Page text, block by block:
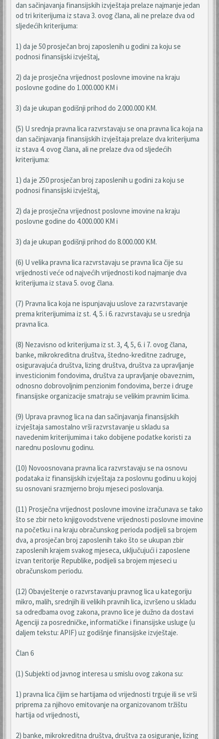
dan sačinjavanja finansijskih izvještaja prelaze najmanje jedan
od tri kriterijuma iz stava 3. ovog člana, ali ne prelaze dva od
sljedećih kriterijuma:
1) da je 50 prosječan broj zaposlenih u godini za koju se
podnosi finansijski izvještaj,
2) da je prosječna vrijednost poslovne imovine na kraju
poslovne godine do 1.000.000 KM i
3) da je ukupan godišnji prihod do 2.000.000 KM.
(5) U srednja pravna lica razvrstavaju se ona pravna lica koja na
dan sačinjavanja finansijskih izvještaja prelaze dva kriterijuma
iz stava 4. ovog člana, ali ne prelaze dva od sljedećih
kriterijuma:
1) da je 250 prosječan broj zaposlenih u godini za koju se
podnosi finansijski izvještaj,
2) da je prosječna vrijednost poslovne imovine na kraju
poslovne godine do 4.000.000 KM i
3) da je ukupan godišnji prihod do 8.000.000 KM.
(6) U velika pravna lica razvrstavaju se pravna lica čije su
vrijednosti veće od najvećih vrijednosti kod najmanje dva
kriterijuma iz stava 5. ovog člana.
(7) Pravna lica koja ne ispunjavaju uslove za razvrstavanje
prema kriterijumima iz st. 4, 5. i 6. razvrstavaju se u srednja
pravna lica.
(8) Nezavisno od kriterijuma iz st. 3, 4, 5, 6. i 7. ovog člana,
banke, mikrokreditna društva, štedno-kreditne zadruge,
osiguravajuća društva, lizing društva, društva za upravljanje
investicionim fondovima, društva za upravljanje obaveznim,
odnosno dobrovoljnim penzionim fondovima, berze i druge
finansijske organizacije smatraju se velikim pravnim licima.
(9) Uprava pravnog lica na dan sačinjavanja finansijskih
izvještaja samostalno vrši razvrstavanje u skladu sa
navedenim kriterijumima i tako dobijene podatke koristi za
narednu poslovnu godinu.
(10) Novoosnovana pravna lica razvrstavaju se na osnovu
podataka iz finansijskih izvještaja za poslovnu godinu u kojoj
su osnovani srazmjerno broju mjeseci poslovanja.
(11) Prosječna vrijednost poslovne imovine izračunava se tako
što se zbir neto knjigovodstvene vrijednosti poslovne imovine
na početku i na kraju obračunskog perioda podijeli sa brojem
dva, a prosječan broj zaposlenih tako što se ukupan zbir
zaposlenih krajem svakog mjeseca, uključujući i zaposlene
izvan teritorije Republike, podijeli sa brojem mjeseci u
obračunskom periodu.
(12) Obavještenje o razvrstavanju pravnog lica u kategoriju
mikro, malih, srednjih ili velikih pravnih lica, izvršeno u skladu
sa odredbama ovog zakona, pravno lice je dužno da dostavi
Agenciji za posredničke, informatičke i finansijske usluge (u
daljem tekstu: APIF) uz godišnje finansijske izvještaje.
Član 6
(1) Subjekti od javnog interesa u smislu ovog zakona su:
1) pravna lica čijim se hartijama od vrijednosti trguje ili se vrši
priprema za njihovo emitovanje na organizovanom tržištu
hartija od vrijednosti,
2) banke, mikrokreditna društva, društva za osiguranje, lizing